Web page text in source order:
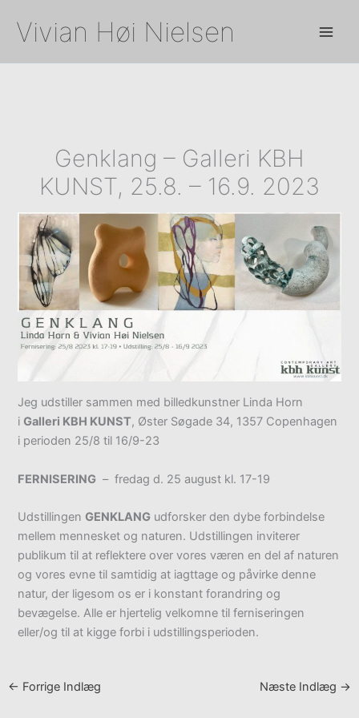
Vivian Høi Nielsen
Genklang – Galleri KBH
KUNST, 25.8. – 16.9. 2023
Jeg udstiller sammen med billedkunstner Linda Horn
i Galleri KBH KUNST, Øster Søgade 34, 1357 Copenhagen
i perioden 25/8 til 16/9-23
FERNISERING – fredag d. 25 august kl. 17-19
Udstillingen GENKLANG udforsker den dybe forbindelse
mellem mennesket og naturen. Udstillingen inviterer
publikum til at reflektere over vores væren en del af naturen
og vores evne til samtidig at iagttage og påvirke denne
natur, der ligesom os er i konstant forandring og
bevægelse. Alle er hjertelig velkomne til ferniseringen
eller/og til at kigge forbi i udstillingsperioden.
← Forrige Indlæg Næste Indlæg →